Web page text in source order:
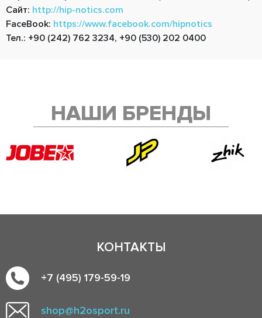
Сайт: http://hip-notics.com
FaceBook: https://www.facebook.com/hipnotics
Тел.: +90 (242) 762 3234, +90 (530) 202 0400
НАШИ БРЕНДЫ
КОНТАКТЫ
+7 (495) 179-59-19
shop@h2osport.ru